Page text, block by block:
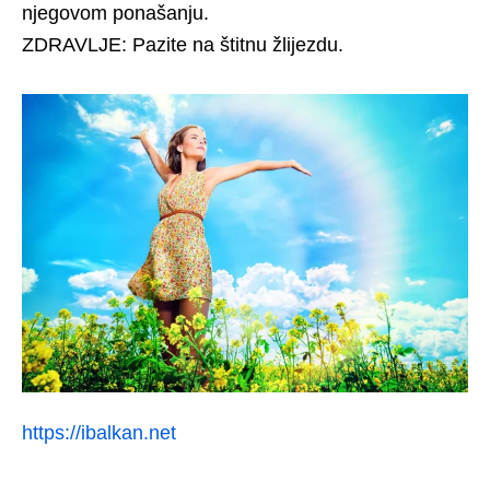
njegovom ponašanju.
ZDRAVLJE: Pazite na štitnu žlijezdu.
https://ibalkan.net